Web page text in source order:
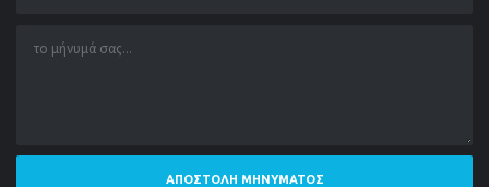
ΑΠΟΣΤΟΛΉ ΜΗΝΎΜΑΤΟΣ